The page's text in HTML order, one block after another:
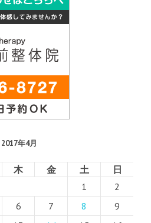
2017年4月
木 金 土
日
1
2
6 7 8
9